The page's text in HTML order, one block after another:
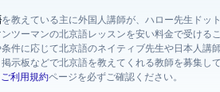
を教えている主に外国人講師が、ハロー先生ドッ
ツーマンの北京語レッスンを安い料金で受けるこ
件に応じて北京語のネイティブ先生や日本人講
示板などで北京語を教えてくれる教師を募集し
ご利用規約ページを必ずご確認ください。